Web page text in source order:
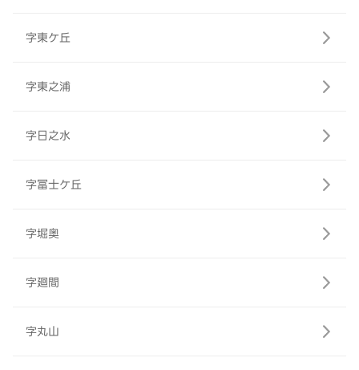
字東ケ丘
字東之浦
字日之水
字冨士ケ丘
字堀奥
字廻間
字丸山